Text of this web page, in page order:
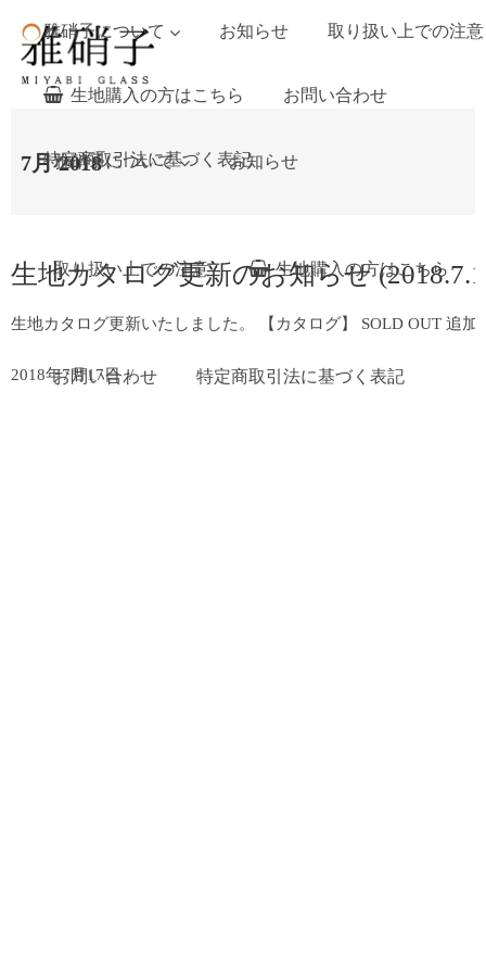
雅硝子について お知らせ
取り扱い上での注意 生地購入の方はこちら
お問い合わせ 特定商取引法に基づく表記
雅硝子について お知らせ 取り扱い上での注意
生地購入の方はこちら お問い合わせ
特定商取引法に基づく表記
7月 2018
生地カタログ更新のお知らせ
生地カタログ更新いたしました。 【カタログ】 SOLD OUT 追
2018年7月17日